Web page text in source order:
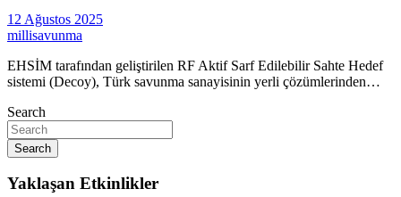
12 Ağustos 2025
millisavunma
EHSİM tarafından geliştirilen RF Aktif Sarf Edilebilir Sahte Hedef
sistemi (Decoy), Türk savunma sanayisinin yerli çözümlerinden…
Search
Search
Yaklaşan Etkinlikler